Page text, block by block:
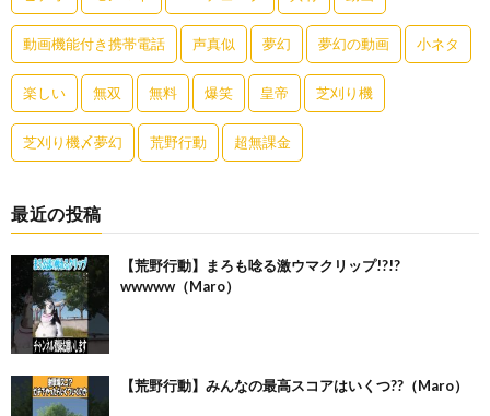
動画機能付き携帯電話 声真似 夢幻 夢幻の動画 小ネタ
楽しい 無双 無料 爆笑 皇帝 芝刈り機
芝刈り機〆夢幻 荒野行動 超無課金
最近の投稿
【荒野行動】まろも唸る激ウマクリップ!?!?
wwwww（Maro）
【荒野行動】みんなの最高スコアはいくつ??（Maro）